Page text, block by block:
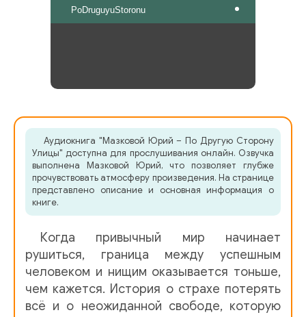
PoDruguyuStoronu
Аудиокнига "Мазковой Юрий – По Другую Сторону
Улицы" доступна для прослушивания онлайн. Озвучка
выполнена Мазковой Юрий, что позволяет глубже
прочувствовать атмосферу произведения. На странице
представлено описание и основная информация о
книге.
Когда привычный мир начинает
рушиться, граница между успешным
человеком и нищим оказывается тоньше,
чем кажется. История о страхе потерять
всё и о неожиданной свободе, которую